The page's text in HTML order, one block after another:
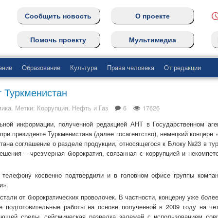
Сообщить новость
Помочь проекту
О проекте
Мультимедиа
Образование Культура Права человека От редакции
. Метки: Коррупция, Нефть и Газ 6
17626
информации, полученной редакцией АНТ в Государственном
президенте Туркменистана (далее госагентство), немецкий концерн
соглашение о разделе продукции, относящегося к Блоку №23 в
– чрезмерная бюрократия, связанная с коррупцией и
косвенно подтвердили и в головном офисе группы
от бюрократических проволочек. В частности, концерну уже
работы на основе полученной в 2009 году на